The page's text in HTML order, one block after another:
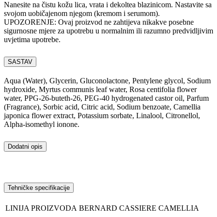
Nanesite na čistu kožu lica, vrata i dekoltea blazinicom. Nastavite sa
svojom uobičajenom njegom (kremom i serumom).
UPOZORENJE: Ovaj proizvod ne zahtijeva nikakve posebne
sigurnosne mjere za upotrebu u normalnim ili razumno predvidljivim
uvjetima upotrebe.
SASTAV
Aqua (Water), Glycerin, Gluconolactone, Pentylene glycol, Sodium
hydroxide, Myrtus communis leaf water, Rosa centifolia flower
water, PPG-26-buteth-26, PEG-40 hydrogenated castor oil, Parfum
(Fragrance), Sorbic acid, Citric acid, Sodium benzoate, Camellia
japonica flower extract, Potassium sorbate, Linalool, Citronellol,
Alpha-isomethyl ionone.
Dodatni opis
Tehničke specifikacije
LINIJA PROIZVODA BERNARD CASSIERE CAMELLIA